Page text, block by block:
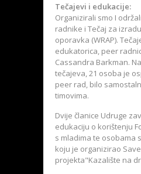
Tečajevi i edukacije:
Organizirali smo I
radnike i Tečaj za
oporavka (WRAP).
edukatorica, peer
Cassandra Barkman.
tečajeva, 21 osoba je
peer rad, bilo
timovima.
Dvije članice Udruge
edukaciju o korištenju
s mladima te osobama
koju je organizirao
projekta"Kazalište na